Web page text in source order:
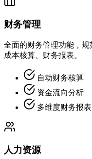
财务管理
全面的财务管理功能，规
成本核算、财务报表。
自动财务核算
资金流向分析
多维度财务报表
人力资源